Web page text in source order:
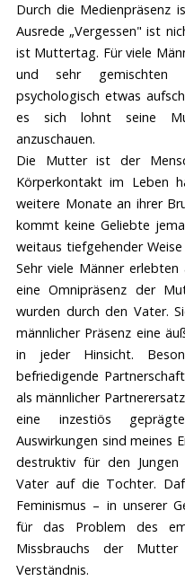
Durch die Medienpräsenz
Ausrede „Vergessen" ist
ist Muttertag. Für viele
und sehr gemischten
psychologisch etwas
es sich lohnt seine
anzuschauen.
Die Mutter ist der
Körperkontakt im Leben
weitere Monate an ihrer
kommt keine Geliebte
weitaus tiefgehender
Sehr viele Männer
eine Omnipräsenz der
wurden durch den Vater.
männlicher Präsenz eine
in jeder Hinsicht.
befriedigende
als männlicher
eine inzestiös
Auswirkungen sind meines
destruktiv für den
Vater auf die Tochter.
Feminismus – in unserer
für das Problem des
Missbrauchs der
Verständnis.